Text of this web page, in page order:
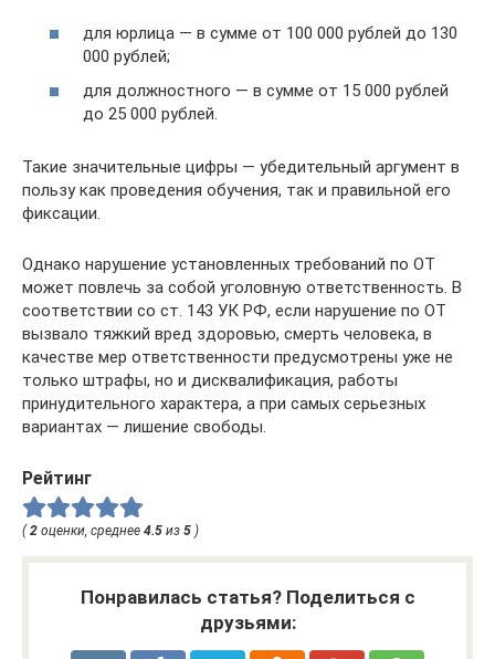
для юрлица — в сумме от 100 000 рублей до 130
000 рублей;
для должностного — в сумме от 15 000 рублей
до 25 000 рублей.
Такие значительные цифры — убедительный аргумент в
пользу как проведения обучения, так и правильной его
фиксации.
Однако нарушение установленных требований по ОТ
может повлечь за собой уголовную ответственность. В
соответствии со ст. 143 УК РФ, если нарушение по ОТ
вызвало тяжкий вред здоровью, смерть человека, в
качестве мер ответственности предусмотрены уже не
только штрафы, но и дисквалификация, работы
принудительного характера, а при самых серьезных
вариантах — лишение свободы.
Рейтинг
(2 оценки, среднее 4.5 из 5 )
Понравилась статья? Поделиться с
друзьями: